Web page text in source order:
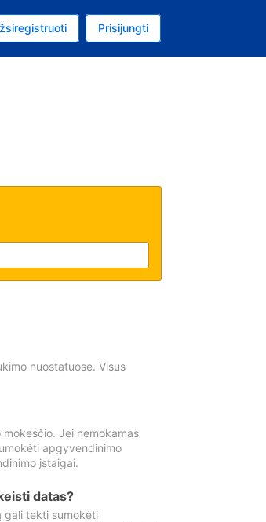
Prisijungti
nuostatuose. Visus
Jei nemokamas
apgyvendinimo
įstaigai.
datas?
gali tekti sumokėti